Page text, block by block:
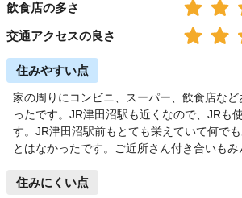
飲食店の多さ
交通アクセスの良さ
住みやすい点
家の周りにコンビニ、スーパー、飲食店な
ったです。JR津田沼駅も近くなので、JRも
す。JR津田沼駅前もとても栄えていて何で
とはなかったです。ご近所さん付き合いもみ
住みにくい点